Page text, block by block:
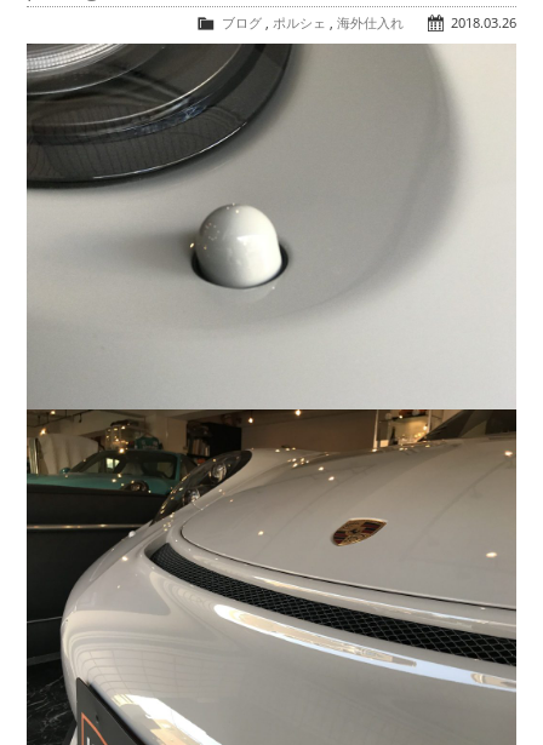
COMPANY
会社概要 2018.03.26
ブログ, ポルシェ 海外仕入れ